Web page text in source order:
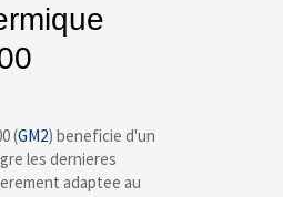
(GM2) beneficie d'un
les dernieres
adaptee au